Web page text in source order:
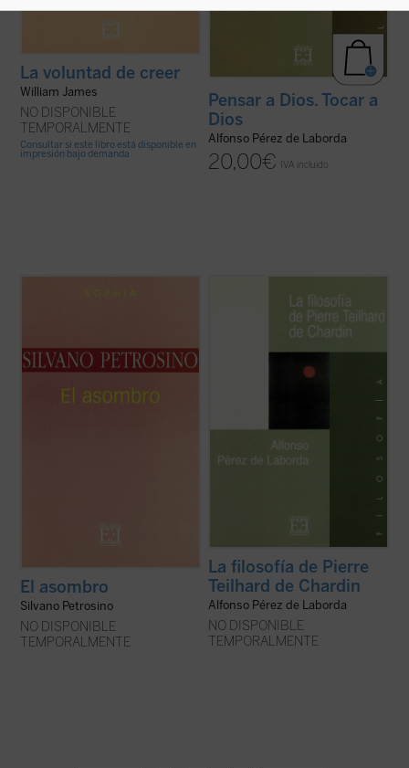
La voluntad de creer
William James
NO DISPONIBLE
TEMPORALMENTE
Consultar si este libro está disponible en
impresión bajo demanda
Pensar a Dios. Tocar a
Dios
Alfonso Pérez de Laborda
20,00€ IVA incluido
forma de respuesta al avance de lo que se
manifiesta....
(ver ficha)
El asombro
Silvano Petrosino
NO DISPONIBLE
TEMPORALMENTE
naturaleza, el hombre impone al cosmos,
primero una cierta urdimbre, y después
una cierta estructura; el resultado de esta
doble condición es la de constituir él, el
La filosofía de Pierre
Teilhard de Chardin
Alfonso Pérez de Laborda
NO DISPONIBLE
TEMPORALMENTE